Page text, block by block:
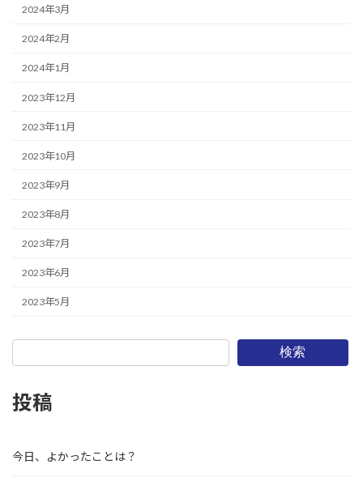
2024年3月
2024年2月
2024年1月
2023年12月
2023年11月
2023年10月
2023年9月
2023年8月
2023年7月
2023年6月
2023年5月
検索
投稿
今日、よかったことは？